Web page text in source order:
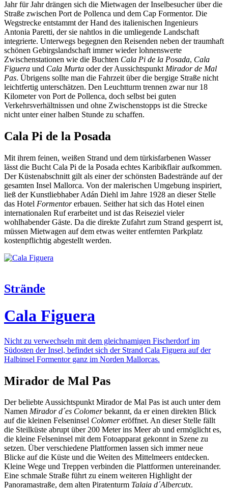
Jahr für Jahr drängen sich die Mietwagen der Inselbesucher über die
Straße zwischen Port de Pollenca und dem Cap Formentor. Die
Wegstrecke entstammt der Hand des italienischen Ingenieurs
Antonia Paretti, der sie nahtlos in die umliegende Landschaft
integrierte. Unterwegs begegnen den Reisenden neben der traumhaft
schönen Gebirgslandschaft immer wieder lohnenswerte
Zwischenstationen wie die Buchten Cala Pi de la Posada, Cala
Figuera und Cala Murta oder der Aussichtspunkt Mirador de Mal
Pas. Übrigens sollte man die Fahrzeit über die bergige Straße nicht
leichtfertig unterschätzen. Den Leuchtturm trennen zwar nur 18
Kilometer von Port de Pollenca, doch selbst bei guten
Verkehrsverhältnissen und ohne Zwischenstopps ist die Strecke
nicht unter einer halben Stunde zu schaffen.
Cala Pi de la Posada
Mit ihrem feinen, weißen Strand und dem türkisfarbenen Wasser
lässt die Bucht Cala Pi de la Posada echtes Karibikflair aufkommen.
Der Küstenabschnitt gilt als einer der schönsten Badestrände auf der
gesamten Insel Mallorca. Von der malerischen Umgebung inspiriert,
ließ der Kunstliebhaber Adán Diehl im Jahre 1928 an dieser Stelle
das Hotel Formentorerbauen. Seither hat sich das Hotel einen
internationalen Ruf erarbeitet und ist das Reiseziel vieler
wohlhabender Gäste. Da die direkte Zufahrt zum Strand gesperrt ist,
müssen Mietwagen auf dem etwas weiter entfernten Parkplatz
kostenpflichtig abgestellt werden.
Strände
Cala Figuera
Nicht zu verwechseln mit dem gleichnamigen Fischerdorf im
Südosten der Insel, befindet sich der Strand Cala Figuera auf der
Halbinsel Formentor ganz im Norden Mallorcas.
Mirador de Mal Pas
Der beliebte Aussichtspunkt Mirador de Mal Pas ist auch unter dem
Namen Mirador d´es Colomerbekannt, da er einen direkten Blick
auf die kleinen Felseninsel Colomereröffnet. An dieser Stelle fällt
die Steilküste abrupt über 200 Meter ins Meer ab und ermöglicht es,
die kleine Felseninsel mit dem Fotoapparat gekonnt in Szene zu
setzen. Über verschiedene Plattformen lassen sich immer neue
Blicke auf die Küste und die Weiten des Mittelmeers entdecken.
Kleine Wege und Treppen verbinden die Plattformen untereinander.
Eine schmale Straße führt zu einem weiteren Highlight der
Panoramastraße, dem alten Piratenturm Talaia d´Albercutx.